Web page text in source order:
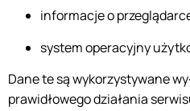
informacje o
system operacyjny
Dane te są wykorzystywane
prawidłowego działania